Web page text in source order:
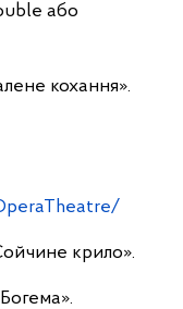
або
кохання».
крило».